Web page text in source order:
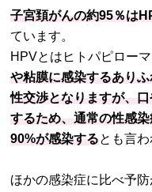
子宮頚がんの約95％は
ています。
HPVとはヒトパピロー
や粘膜に感染するあり
性交渉となりますが、
するため、通常の性感
90%が感染するとも言わ
ほかの感染症に比べ予